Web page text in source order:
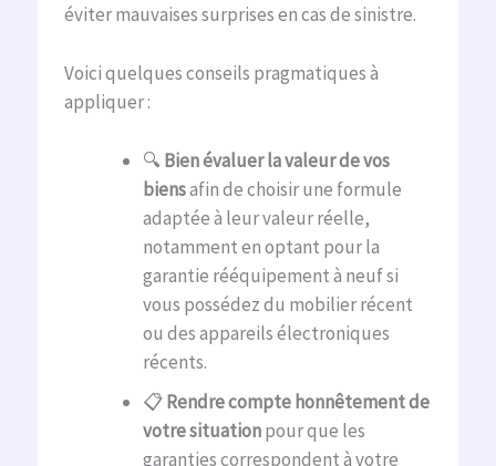
éviter mauvaises surprises en cas de sinistre.
Voici quelques conseils pragmatiques à
appliquer :
🔍 Bien évaluer la valeur de vos
biensafin de choisir une formule
adaptée à leur valeur réelle,
notamment en optant pour la
garantie rééquipement à neuf si
vous possédez du mobilier récent
ou des appareils électroniques
récents.
📋Rendre compte honnêtement de
votre situationpour que les
garanties correspondent à votre